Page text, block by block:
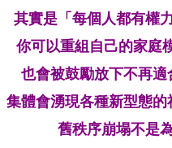
其實是「每個人都有權
你可以重組自己的家庭
也會被鼓勵放下不再適
集體會湧現各種新型態的
舊秩序崩塌不是